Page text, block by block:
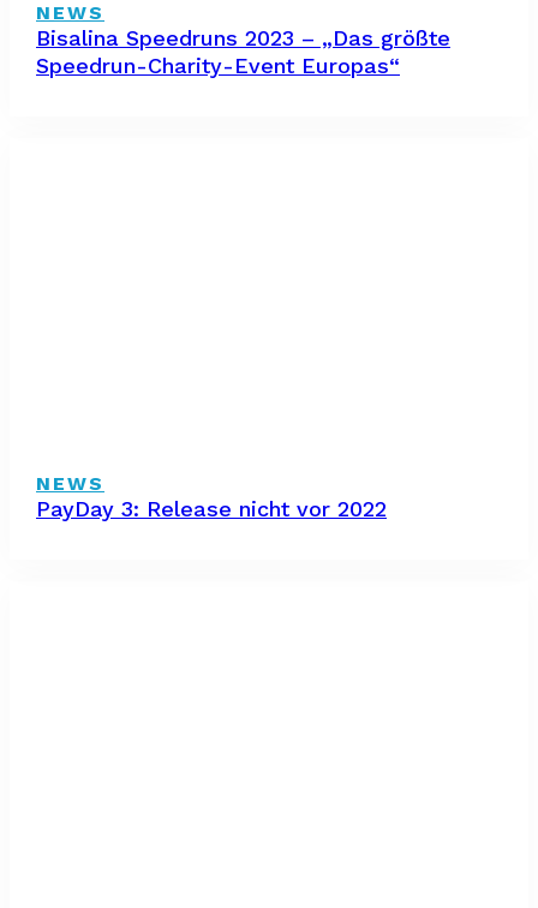
NEWS
Bisalina Speedruns 2023 – „Das größte
Speedrun-Charity-Event Europas“
NEWS
PayDay 3: Release nicht vor 2022